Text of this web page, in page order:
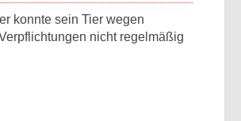
konnte sein Tier wegen
nicht regelmäßig